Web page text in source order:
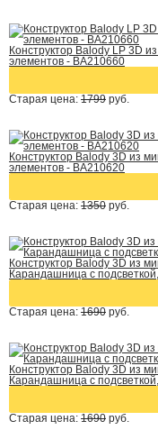
Конструктор Balody LP 3D
элементов - BA210660
Старая цена: 1799 руб.
Конструктор Balody 3D из
элементов - BA210620
Старая цена: 1350 руб.
Конструктор Balody 3D из
Карандашница с
Старая цена: 1690 руб.
Конструктор Balody 3D из
Карандашница с
Старая цена: 1690 руб.